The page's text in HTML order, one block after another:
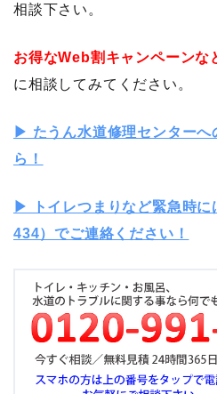
相談下さい。
お得なWeb割キャンペーンな
に相談してみてください。
▶︎ たうん水道修理センターへ
ら！
▶︎ トイレつまりなど緊急時
434）でご連絡ください！